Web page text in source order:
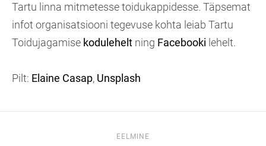
Tartu linna mitmetesse toidukappidesse. Täpsemat
infot organisatsiooni tegevuse kohta leiab Tartu
Toidujagamise kodulehelt ning Facebooki lehelt.
Pilt: Elaine Casap, Unsplash
EELMINE